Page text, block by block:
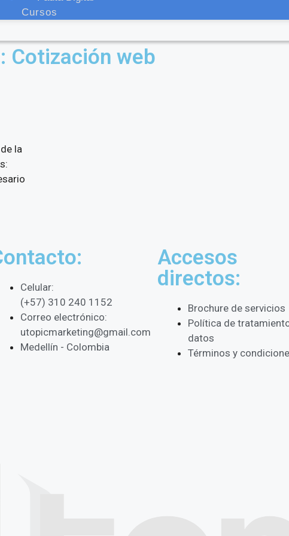
Cursos
Cotización web
la
Celular:
(+57) 310 240 1152
Correo electrónico:
utopicmarketing@gmail.com
Medellín - Colombia
Accesos
directos:
Brochure de servicios
Política de
datos
Términos y